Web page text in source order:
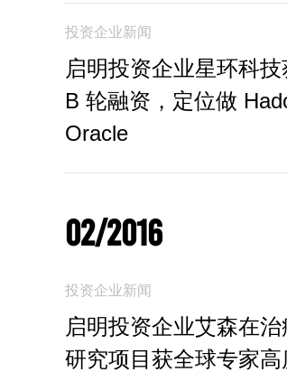
投资企业新闻
启明投资企业星环科
B 轮融资，定位做
Oracle
02/2016
投资企业新闻
启明投资企业艾森在
研究项目获全球专家高